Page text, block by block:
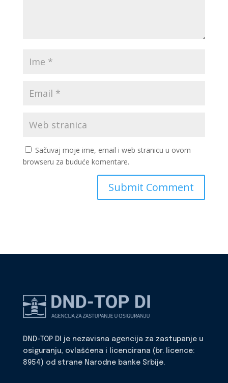
Sačuvaj moje ime, email i web stranicu u ovom
browseru za buduće komentare.
DND-TOP DI je nezavisna agencija za zastupanje u
osiguranju, ovlašćena i licencirana (br. licence:
8954) od strane Narodne banke Srbije.